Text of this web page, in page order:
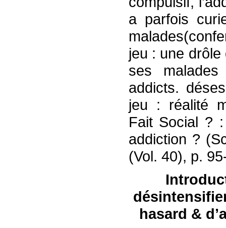
a parfois
jeu : une
ses
addicts.
jeu : réalité
Fait Social ?
addiction ?
(Vol. 40), p.
hasard &